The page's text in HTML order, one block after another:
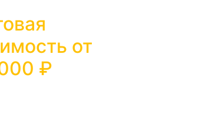
от
₽